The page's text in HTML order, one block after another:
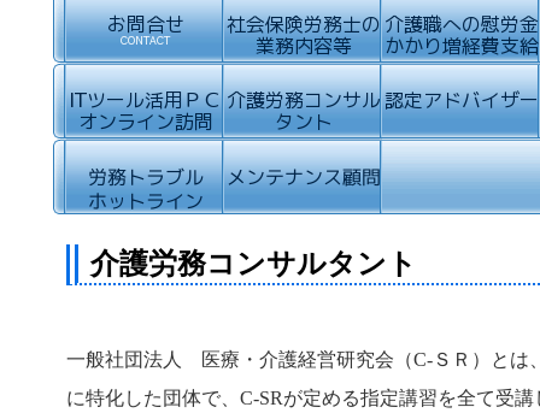
介護労務コンサルタント
一般社団法人 医療・介護経営研究会（C-ＳＲ）とは
に特化した団体で、C-SRが定める指定講習を全て受